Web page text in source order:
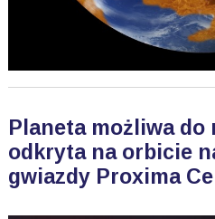
Planeta możliwa
odkryta na orbicie
gwiazdy Proxima